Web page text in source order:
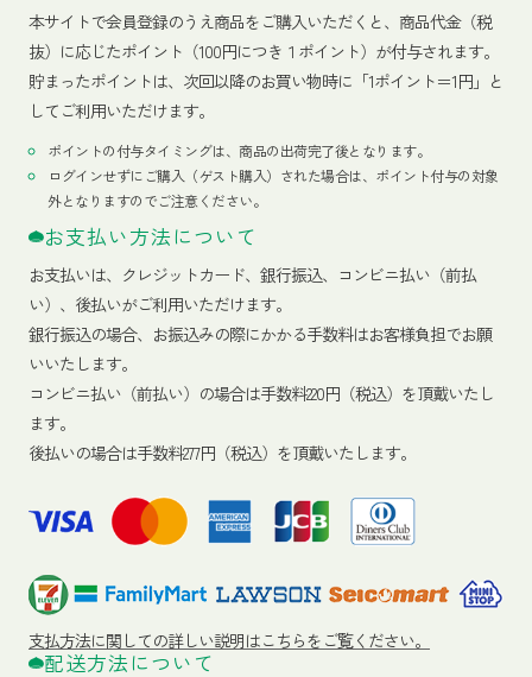
本サイトで会員登録のうえ商品をご購入いただくと、商品代金（税
抜）に応じたポイント（100円につき１ポイント）が付与されます。
貯まったポイントは、次回以降のお買い物時に「1ポイント＝1円」と
してご利用いただけます。
ポイントの付与タイミングは、商品の出荷完了後となります。
ログインせずにご購入（ゲスト購入）された場合は、ポイント付与の対象
外となりますのでご注意ください。
お支払い方法について
お支払いは、クレジットカード、銀行振込、コンビニ払い（前払
い）、後払いがご利用いただけます。
銀行振込の場合、お振込みの際にかかる手数料はお客様負担でお願
いいたします。
コンビニ払い（前払い）の場合は手数料220円（税込）を頂戴いたし
ます。
後払いの場合は手数料277円（税込）を頂戴いたします。
支払方法に関しての詳しい説明はこちらをご覧ください。
配送方法について